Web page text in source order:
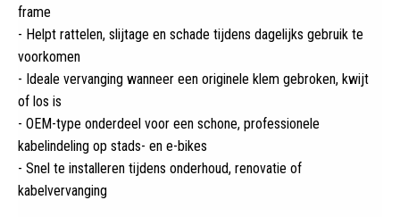
frame
- Helpt rattelen, slijtage en schade tijdens dagelijks gebruik te
voorkomen
- Ideale vervanging wanneer een originele klem gebroken, kwijt
of los is
- OEM-type onderdeel voor een schone, professionele
kabelindeling op stads- en e-bikes
- Snel te installeren tijdens onderhoud, renovatie of
kabelvervanging